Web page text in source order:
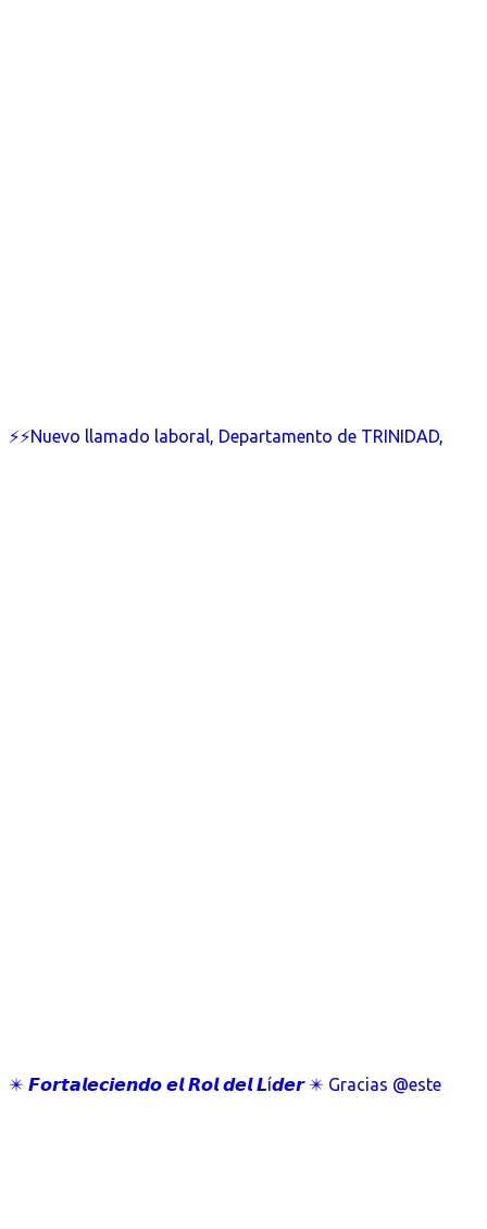
⚡⚡Nuevo llamado laboral, Departamento de TRINIDAD,
✴️ 𝙁𝙤𝙧𝙩𝙖𝙡𝙚𝙘𝙞𝙚𝙣𝙙𝙤 𝙚𝙡 𝙍𝙤𝙡 𝙙𝙚𝙡 𝙇í𝙙𝙚𝙧 ✴️ Gracias @este